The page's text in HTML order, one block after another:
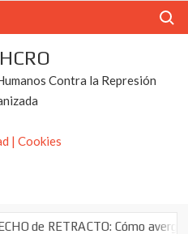
Contra la Represión
| Cookies
averguaria qué precio pagó el